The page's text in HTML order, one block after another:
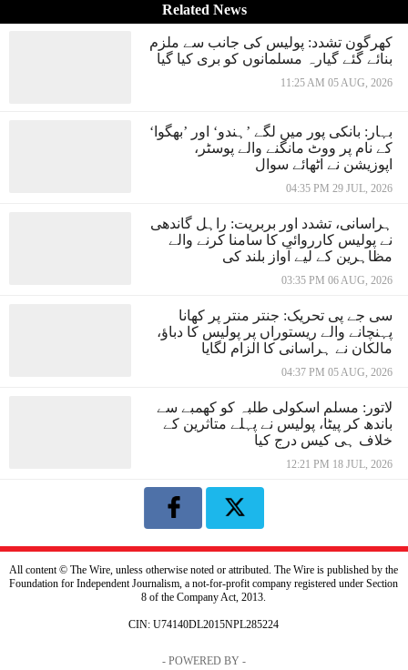
Related News
کھرگون تشدد: پولیس کی جانب سے ملزم
بنائے گئے گیارہ مسلمانوں کو بری کیا گیا
11:25 AM 05 AUG, 2026
بہار: بانکی پور میں لگے ’ہندو‘ اور ’بھگوا‘
کے نام پر ووٹ مانگنے والے پوسٹر،
اپوزیشن نے اٹھائے سوال
04:35 PM 29 JUL, 2026
ہراسانی، تشدد اور بربریت: راہل گاندھی
نے پولیس کارروائی کا سامنا کرنے والے
مظاہرین کے لیے آواز بلند کی
03:35 PM 06 AUG, 2026
سی جے پی تحریک: جنتر منتر پر کھانا
پہنچانے والے ریستوراں پر پولیس کا دباؤ،
مالکان نے ہراسانی کا الزام لگایا
04:37 PM 05 AUG, 2026
لاتور: مسلم اسکولی طلبہ کو کھمبے سے
باندھ کر پیٹا، پولیس نے پہلے متاثرین کے
خلاف ہی کیس درج کیا
12:21 PM 18 JUL, 2026
All content © The Wire, unless otherwise noted or attributed. The Wire is published by the
Foundation for Independent Journalism, a not-for-profit company registered under Section
8 of the Company Act, 2013.
CIN: U74140DL2015NPL285224
- POWERED BY -